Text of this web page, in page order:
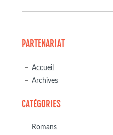
PARTENARIAT
Accueil
Archives
CATÉGORIES
Romans